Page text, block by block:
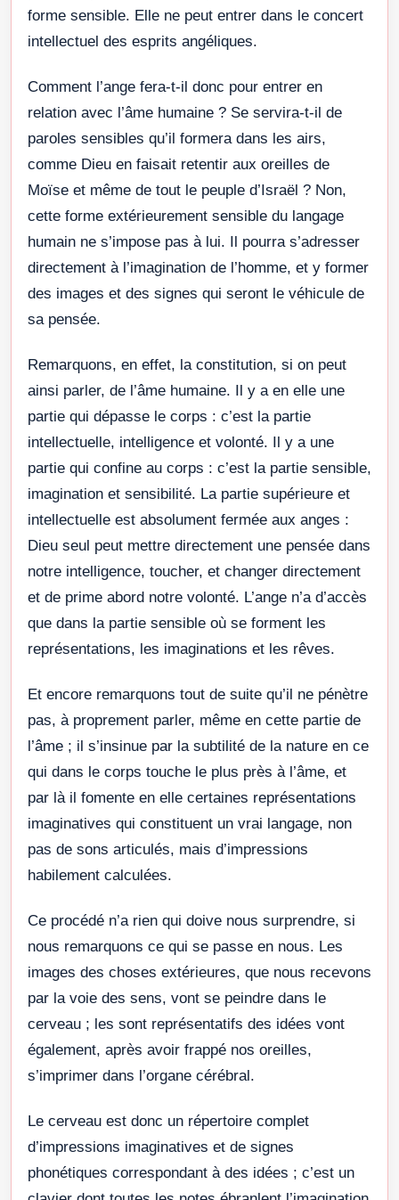
forme sensible. Elle ne peut entrer dans le concert
intellectuel des esprits angéliques.
Comment l’ange fera-t-il donc pour entrer en
relation avec l’âme humaine ? Se servira-t-il de
paroles sensibles qu’il formera dans les airs,
comme Dieu en faisait retentir aux oreilles de
Moïse et même de tout le peuple d’Israël ? Non,
cette forme extérieurement sensible du langage
humain ne s’impose pas à lui. Il pourra s’adresser
directement à l’imagination de l’homme, et y former
des images et des signes qui seront le véhicule de
sa pensée.
Remarquons, en effet, la constitution, si on peut
ainsi parler, de l’âme humaine. Il y a en elle une
partie qui dépasse le corps : c’est la partie
intellectuelle, intelligence et volonté. Il y a une
partie qui confine au corps : c’est la partie sensible,
imagination et sensibilité. La partie supérieure et
intellectuelle est absolument fermée aux anges :
Dieu seul peut mettre directement une pensée dans
notre intelligence, toucher, et changer directement
et de prime abord notre volonté. L’ange n’a d’accès
que dans la partie sensible où se forment les
représentations, les imaginations et les rêves.
Et encore remarquons tout de suite qu’il ne pénètre
pas, à proprement parler, même en cette partie de
l’âme ; il s’insinue par la subtilité de la nature en ce
qui dans le corps touche le plus près à l’âme, et
par là il fomente en elle certaines représentations
imaginatives qui constituent un vrai langage, non
pas de sons articulés, mais d’impressions
habilement calculées.
Ce procédé n’a rien qui doive nous surprendre, si
nous remarquons ce qui se passe en nous. Les
images des choses extérieures, que nous recevons
par la voie des sens, vont se peindre dans le
cerveau ; les sont représentatifs des idées vont
également, après avoir frappé nos oreilles,
s’imprimer dans l’organe cérébral.
Le cerveau est donc un répertoire complet
d’impressions imaginatives et de signes
phonétiques correspondant à des idées ; c’est un